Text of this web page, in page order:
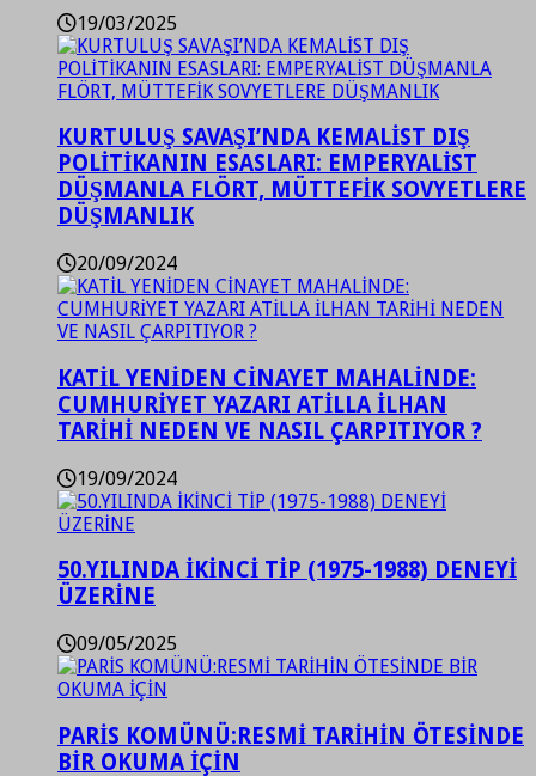
19/03/2025
KURTULUŞ SAVAŞI’NDA KEMALİST DIŞ
POLİTİKANIN ESASLARI: EMPERYALİST
DÜŞMANLA FLÖRT, MÜTTEFİK SOVYETLERE
DÜŞMANLIK
20/09/2024
KATİL YENİDEN CİNAYET MAHALİNDE:
CUMHURİYET YAZARI ATİLLA İLHAN
TARİHİ NEDEN VE NASIL ÇARPITIYOR ?
19/09/2024
50.YILINDA İKİNCİ TİP (1975-1988) DENEYİ
ÜZERİNE
09/05/2025
PARİS KOMÜNÜ:RESMİ TARİHİN ÖTESİNDE
BİR OKUMA İÇİN